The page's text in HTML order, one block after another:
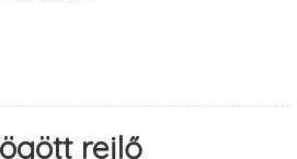
rejlő